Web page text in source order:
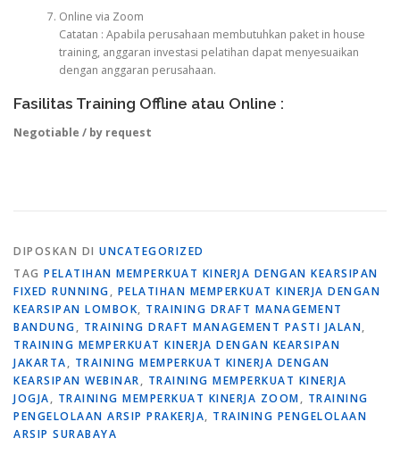
Online via Zoom
Catatan : Apabila perusahaan membutuhkan paket in house
training, anggaran investasi pelatihan dapat menyesuaikan
dengan anggaran perusahaan.
Fasilitas Training Offline atau Online :
Negotiable / by request
DIPOSKAN DI UNCATEGORIZED
TAG PELATIHAN MEMPERKUAT KINERJA DENGAN KEARSIPAN
FIXED RUNNING, PELATIHAN MEMPERKUAT KINERJA DENGAN
KEARSIPAN LOMBOK, TRAINING DRAFT MANAGEMENT
BANDUNG, TRAINING DRAFT MANAGEMENT PASTI JALAN,
TRAINING MEMPERKUAT KINERJA DENGAN KEARSIPAN
JAKARTA, TRAINING MEMPERKUAT KINERJA DENGAN
KEARSIPAN WEBINAR, TRAINING MEMPERKUAT KINERJA
JOGJA, TRAINING MEMPERKUAT KINERJA ZOOM, TRAINING
PENGELOLAAN ARSIP PRAKERJA, TRAINING PENGELOLAAN
ARSIP SURABAYA